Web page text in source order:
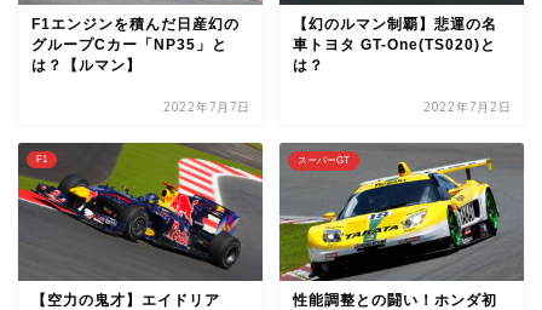
F1エンジンを積んだ日産幻の
グループCカー「NP35」と
は？【ルマン】
2022年7月7日
【幻のルマン制覇】悲運の名
車トヨタ GT-One(TS020)と
は？
2022年7月2日
F1
【空力の鬼才】エイドリア
スーパーGT
性能調整との闘い！ホンダ初